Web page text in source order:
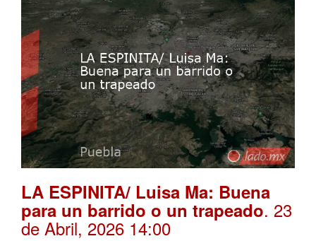
LA ESPINITA/ Luisa Ma: Buena
para un barrido o un trapeado. 23
de Abril, 2026 14:00